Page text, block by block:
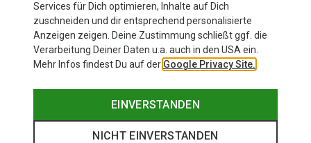
Services für Dich optimieren, Inhalte auf Dich
zuschneiden und dir entsprechend personalisierte
Anzeigen zeigen. Deine Zustimmung schließt ggf. die
Verarbeitung Deiner Daten u.a. auch in den USA ein.
Mehr Infos findest Du auf der Google Privacy Site.
EINVERSTANDEN
NICHT EINVERSTANDEN